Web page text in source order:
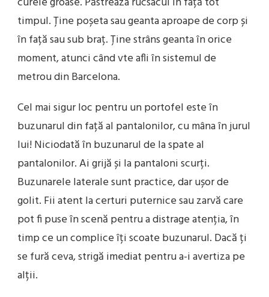
timpul. Ține poșeta sau geanta aproape de corp și
în față sau sub braț. Ține strâns geanta în orice
moment, atunci când vte afli în sistemul de
metrou din Barcelona.
Cel mai sigur loc pentru un portofel este în
buzunarul din față al pantalonilor, cu mâna în jurul
lui! Niciodată în buzunarul de la spate al
pantalonilor. Ai grijă și la pantaloni scurți.
Buzunarele laterale sunt practice, dar ușor de
golit. Fii atent la certuri puternice sau zarvă care
pot fi puse în scenă pentru a distrage atenția, în
timp ce un complice îți scoate buzunarul. Dacă ți
se fură ceva, strigă imediat pentru a-i avertiza pe
alții.